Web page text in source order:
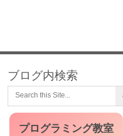
ブログ内検索
プログラミング教室